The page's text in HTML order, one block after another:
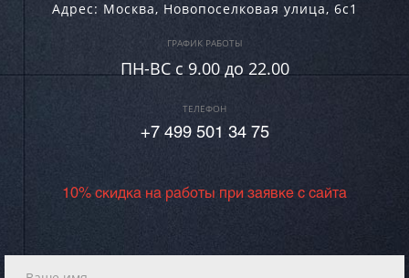
Адрес: Москва, Новопоселковая улица, 6с1
ГРАФИК РАБОТЫ
ПН-ВC c 9.00 до 22.00
ТЕЛЕФОН
+7 499 501 34 75
10% скидка на работы при заявке с сайта